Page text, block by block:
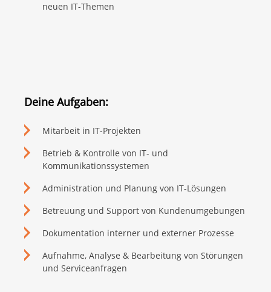
neuen IT-Themen
Deine Aufgaben:
Mitarbeit in IT-Projekten
Betrieb & Kontrolle von IT- und
Kommunikationssystemen
Administration und Planung von IT-Lösungen
Betreuung und Support von Kundenumgebungen
Dokumentation interner und externer Prozesse
Aufnahme, Analyse & Bearbeitung von Störungen
und Serviceanfragen